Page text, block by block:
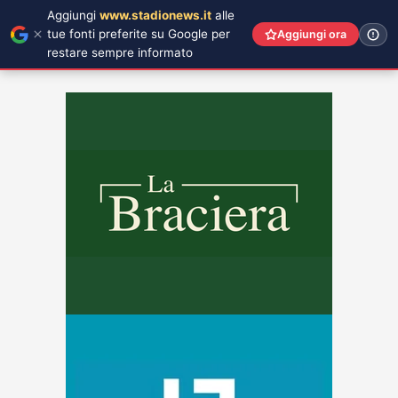
Aggiungi www.stadionews.it alle
tue fonti preferite su Google per
restare sempre informato
Aggiungi ora